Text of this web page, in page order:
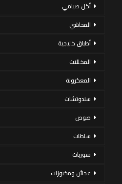
أكل صيامي
المحاشي
أطباق خليجية
المخللات
المعكرونة
سندوتشات
صوص
سلطات
شوربات
عجائن ومخبوزات